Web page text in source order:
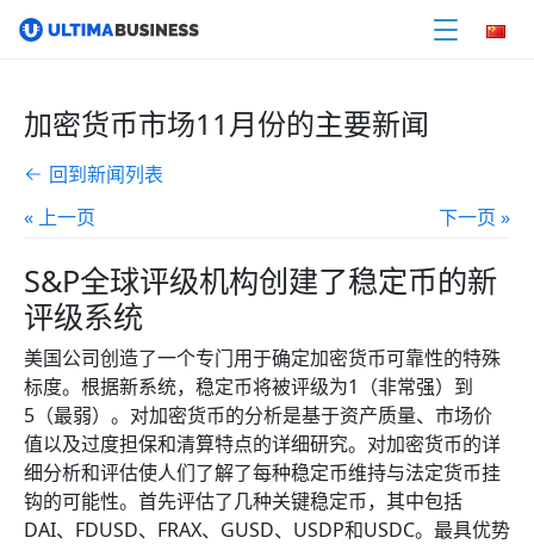
加密货币市场11月份的主要新闻
回到新闻列表
« 上一页
下一页 »
S&P全球评级机构创建了稳定币的新
评级系统
美国公司创造了一个专门用于确定加密货币可靠性的特殊
标度。根据新系统，稳定币将被评级为1（非常强）到
5（最弱）。对加密货币的分析是基于资产质量、市场价
值以及过度担保和清算特点的详细研究。对加密货币的详
细分析和评估使人们了解了每种稳定币维持与法定货币挂
钩的可能性。首先评估了几种关键稳定币，其中包括
DAI、FDUSD、FRAX、GUSD、USDP和USDC。最具优势